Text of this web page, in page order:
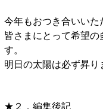
今年もおつき合いいた
皆さまにとって希望
す。
明日の太陽は必ず昇り
★２．編集後記